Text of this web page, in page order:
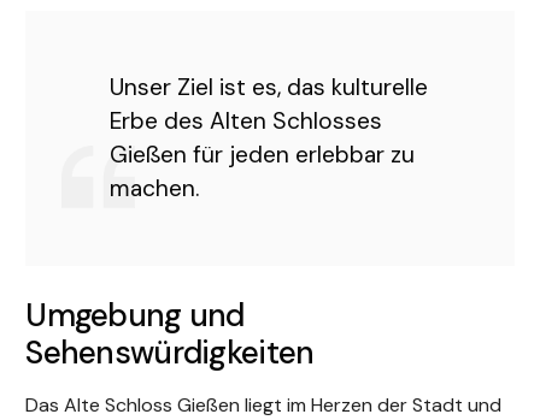
Unser Ziel ist es, das kulturelle
Erbe des Alten Schlosses
Gießen für jeden erlebbar zu
machen.
Umgebung und
Sehenswürdigkeiten
Das Alte Schloss Gießen liegt im Herzen der Stadt und